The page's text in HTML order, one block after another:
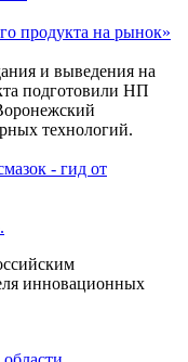
продукта на рынок»
и выведения на
подготовили НП
технологий.
- гид от
инновационных